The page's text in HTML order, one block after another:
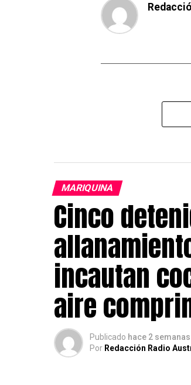
MARIQUINA
Cinco
incautan
aire
Publicado hace 2 semanas
Por Redacción Radio